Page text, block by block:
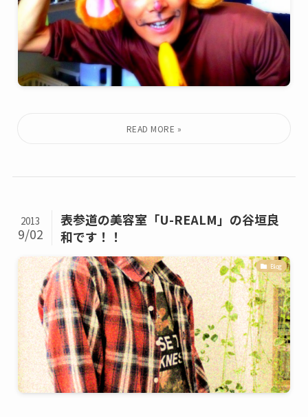
表参道の美容室「U-REALM」の谷垣良
和です！！
2013
9/02
Blog